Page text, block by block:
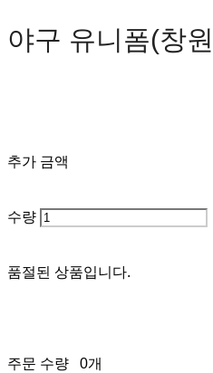
야구 유니폼(창
추가 금액
수량
품절된 상품입니다.
주문 수량
0개